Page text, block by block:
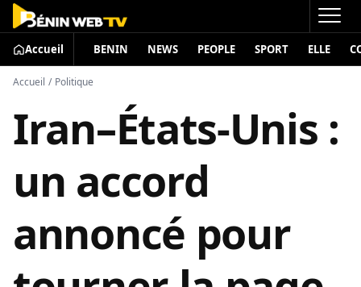
Accueil BENIN NEWS PEOPLE SPORT ELLE
Accueil / Politique
Iran–États-Unis :
un accord
annoncé pour